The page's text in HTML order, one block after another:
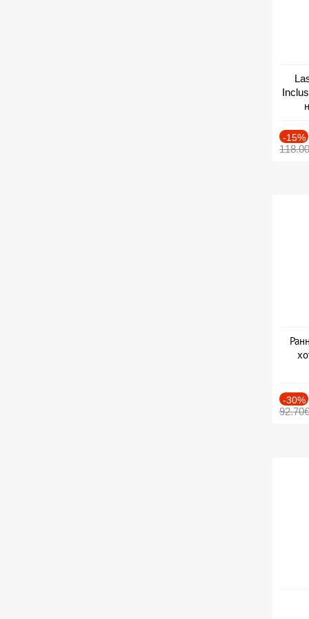
-15%
-30%
92.70€